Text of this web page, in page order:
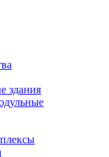
здания